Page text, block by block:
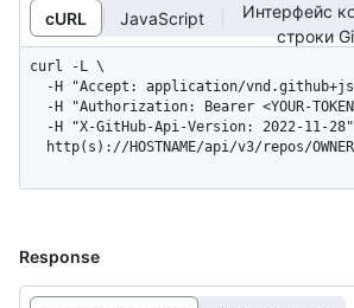
cURL JavaScript
Интерфейс
строки
curl -L \
http(s)://HOSTNAME/api/v3/repos/
Response